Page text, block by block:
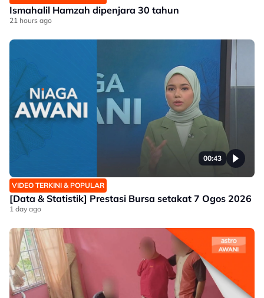
Ismahalil Hamzah dipenjara 30 tahun
21 hours ago
00:43
VIDEO TERKINI & POPULAR
[Data & Statistik] Prestasi Bursa setakat 7 Ogos 2026
1 day ago